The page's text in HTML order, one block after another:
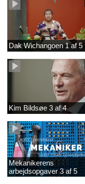
Dak Wichangoen 1 af 5
Kim Bildsøe 3 af 4
Mekanikerens
arbejdsopgaver 3 af 5
(lærepladssøgning)